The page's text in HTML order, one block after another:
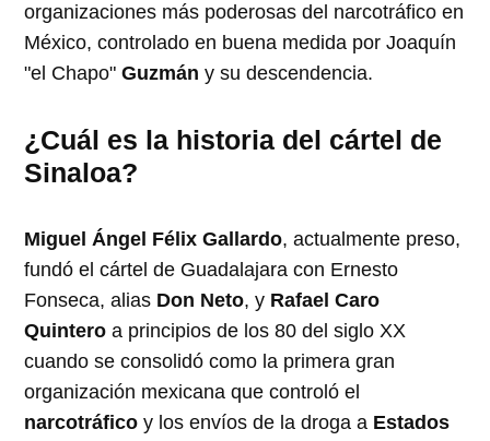
organizaciones más poderosas del narcotráfico en
México, controlado en buena medida por Joaquín
"el Chapo"Guzmán y su descendencia.
¿Cuál es la historia del cártel de
Sinaloa?
Miguel Ángel Félix Gallardo, actualmente preso,
fundó el cártel de Guadalajara con Ernesto
Fonseca, alias Don Neto, y Rafael Caro
Quintero a principios de los 80 del siglo XX
cuando se consolidó como la primera gran
organización mexicana que controló el
narcotráfico y los envíos de la droga a Estados